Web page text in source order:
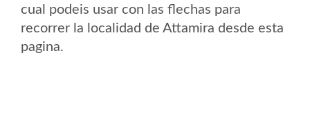
cual podeis usar con las flechas para
recorrer la localidad de Attamira desde esta
pagina.